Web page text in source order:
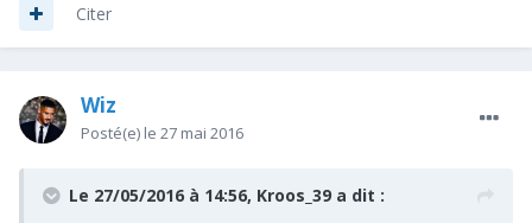
Citer
Wiz
Posté(e) le 27 mai 2016
Le 27/05/2016 à 14:56, Kroos_39 a dit :